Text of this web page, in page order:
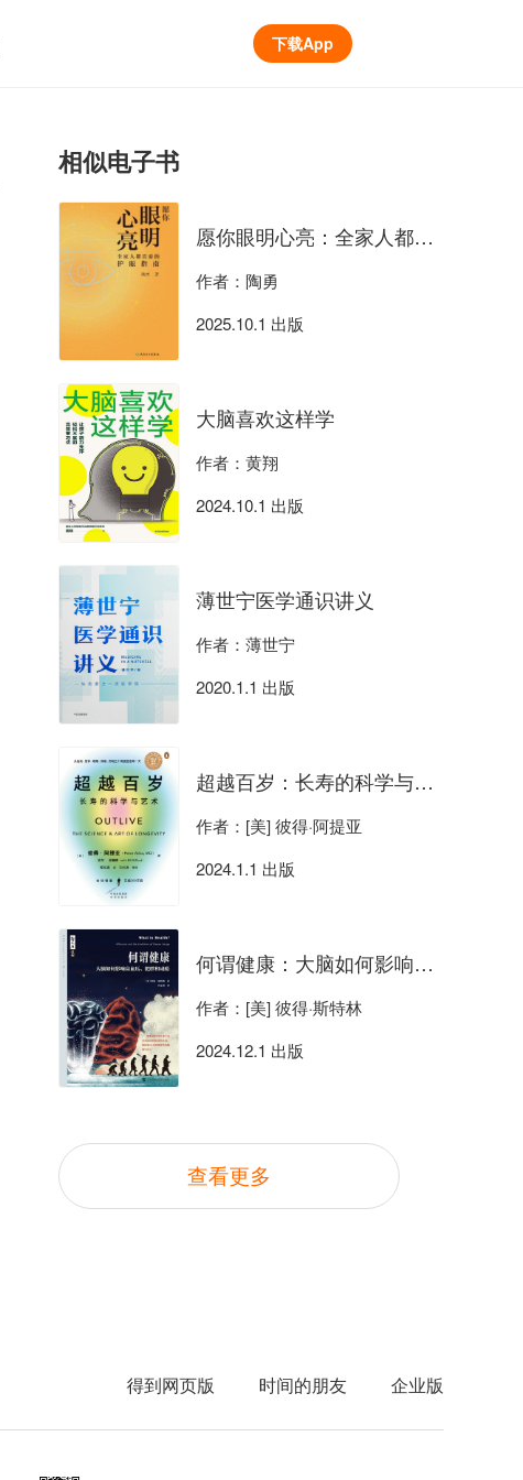
下载App
相似电子书
愿你眼明心亮：全家人都需要的护眼指南
作者：陶勇
2025.10.1 出版
大脑喜欢这样学
作者：黄翔
2024.10.1 出版
薄世宁医学通识讲义
作者：薄世宁
2020.1.1 出版
超越百岁：长寿的科学与艺术
作者：[美] 彼得·阿提亚
2024.1.1 出版
何谓健康：大脑如何影响高血压、肥胖和成瘾
作者：[美] 彼得·斯特林
2024.12.1 出版
查看更多
得到网页版 时间的朋友 企业版